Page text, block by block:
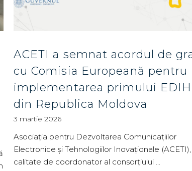
ACETI a semnat acordul de
cu Comisia Europeană pentru
implementarea primului EDIH
din Republica Moldova
3 martie 2026
Asociația pentru Dezvoltarea Comunicațiilor
Electronice și Tehnologiilor Inovaționale
calitate de coordonator al consorțiului